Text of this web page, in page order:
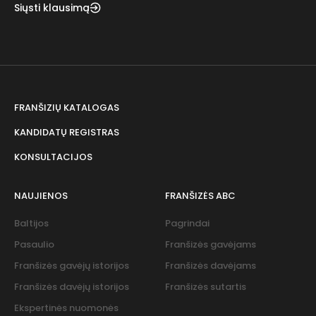
Siųsti klausimą
FRANŠIZIŲ KATALOGAS
KANDIDATŲ REGISTRAS
KONSULTACIJOS
NAUJIENOS
Baltijos
Pasaulio
Franšizės gavėjų istorijos
Franšizės davėjų istorijos
Ekspertinės nuomonės
FRANŠIZĖS ABC
Pagrindai
Franšizės gavėjams
Franšizės davėjams
Franšizės sutartis